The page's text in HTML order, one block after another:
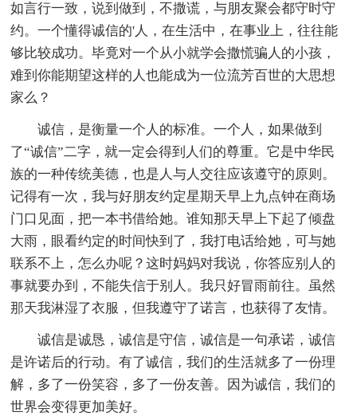
如言行一致，说到做到，不撒谎，与朋友聚会都守时守
约。一个懂得诚信的'人，在生活中，在事业上，往往能
够比较成功。毕竟对一个从小就学会撒慌骗人的小孩，
难到你能期望这样的人也能成为一位流芳百世的大思想
家么？
诚信，是衡量一个人的标准。一个人，如果做到
了“诚信”二字，就一定会得到人们的尊重。它是中华民
族的一种传统美德，也是人与人交往应该遵守的原则。
记得有一次，我与好朋友约定星期天早上九点钟在商场
门口见面，把一本书借给她。谁知那天早上下起了倾盘
大雨，眼看约定的时间快到了，我打电话给她，可与她
联系不上，怎么办呢？这时妈妈对我说，你答应别人的
事就要办到，不能失信于别人。我只好冒雨前往。虽然
那天我淋湿了衣服，但我遵守了诺言，也获得了友情。
诚信是诚恳，诚信是守信，诚信是一句承诺，诚信
是许诺后的行动。有了诚信，我们的生活就多了一份理
解，多了一份笑容，多了一份友善。因为诚信，我们的
世界会变得更加美好。